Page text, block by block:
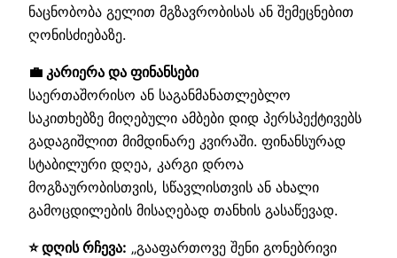
ნაცნობობა გელით მგზავრობისას ან შემეცნებით
ღონისძიებაზე.
💼 კარიერა და ფინანსები
საერთაშორისო ან საგანმანათლებლო
საკითხებზე მიღებული ამბები დიდ პერსპექტივებს
გადაგიშლით მიმდინარე კვირაში. ფინანსურად
სტაბილური დღეა, კარგი დროა
მოგზაურობისთვის, სწავლისთვის ან ახალი
გამოცდილების მისაღებად თანხის გასაწევად.
⭐ დღის რჩევა: „გააფართოვე შენი გონებრივი